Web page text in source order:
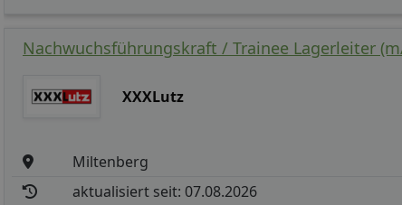
Nachwuchsführungskraft / Trainee Lagerleiter
XXXLutz
Miltenberg
aktualisiert seit: 07.08.2026